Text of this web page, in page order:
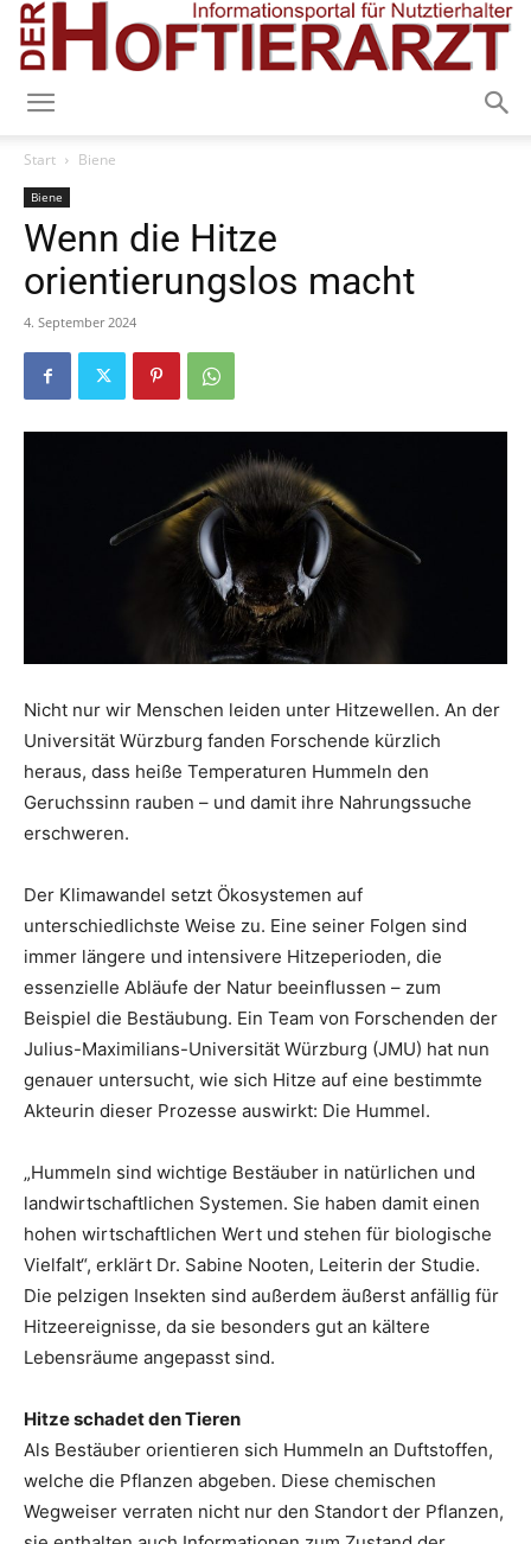
Start Biene
Biene
Wenn die Hitze
orientierungslos macht
4. September 2024
Nicht nur wir Menschen leiden unter Hitzewellen. An der
Universität Würzburg fanden Forschende kürzlich
heraus, dass heiße Temperaturen Hummeln den
Geruchssinn rauben – und damit ihre Nahrungssuche
erschweren.
Der Klimawandel setzt Ökosystemen auf
unterschiedlichste Weise zu. Eine seiner Folgen sind
immer längere und intensivere Hitzeperioden, die
essenzielle Abläufe der Natur beeinflussen – zum
Beispiel die Bestäubung. Ein Team von Forschenden der
Julius-Maximilians-Universität Würzburg (JMU) hat nun
genauer untersucht, wie sich Hitze auf eine bestimmte
Akteurin dieser Prozesse auswirkt: Die Hummel.
„Hummeln sind wichtige Bestäuber in natürlichen und
landwirtschaftlichen Systemen. Sie haben damit einen
hohen wirtschaftlichen Wert und stehen für biologische
Vielfalt“, erklärt Dr. Sabine Nooten, Leiterin der Studie.
Die pelzigen Insekten sind außerdem äußerst anfällig für
Hitzeereignisse, da sie besonders gut an kältere
Lebensräume angepasst sind.
Hitze schadet den Tieren
Als Bestäuber orientieren sich Hummeln an Duftstoffen,
welche die Pflanzen abgeben. Diese chemischen
Wegweiser verraten nicht nur den Standort der Pflanzen,